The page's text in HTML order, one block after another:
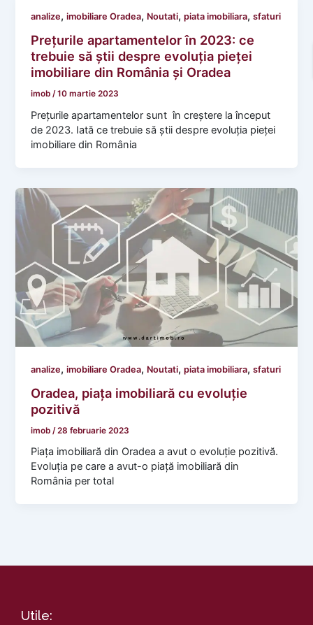
analize,imobiliare Oradea, Noutati,piata imobiliara,sfaturi
Prețurile apartamentelor în 2023: ce
trebuie să știi despre evoluția pieței
imobiliare din România și Oradea
imob/10 martie 2023
Prețurile apartamentelor sunt în creștere la început
de 2023. Iată ce trebuie să știi despre evoluția pieței
imobiliare din România
analize,imobiliare Oradea, Noutati,piata imobiliara,sfaturi
Oradea, piața imobiliară cu evoluție
pozitivă
imob /28 februarie 2023
Piața imobiliară din Oradea a avut o evoluție pozitivă.
Evoluția pe care a avut-o piață imobiliară din
România per total
Utile: